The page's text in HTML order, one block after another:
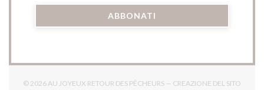
ABBONATI
© 2026 AU JOYEUX RETOUR DES PÊCHEURS — CREAZIONE DEL SITO